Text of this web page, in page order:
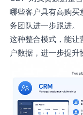
哪些客户具有高购买
务团队进一步跟进。
这种整合模式，能让
户数据，进一步提升